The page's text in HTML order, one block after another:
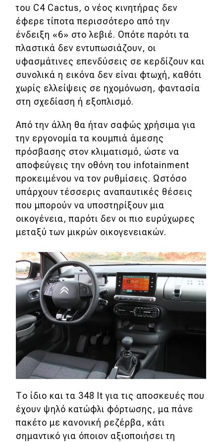
του C4 Cactus, ο νέος κινητήρας δεν
έφερε τίποτα περισσότερο από την
ένδειξη «6» στο λεβιέ. Οπότε παρότι τα
πλαστικά δεν εντυπωσιάζουν, οι
υφασμάτινες επενδύσεις σε κερδίζουν και
συνολικά η εικόνα δεν είναι φτωχή, καθότι
χωρίς ελλείψεις σε ηχομόνωση, φαντασία
στη σχεδίαση ή εξοπλισμό.
Από την άλλη θα ήταν σαφώς χρήσιμα για
την εργονομία τα κουμπιά άμεσης
πρόσβασης στον κλιματισμό, ώστε να
αποφεύγεις την οθόνη του infotainment
προκειμένου να τον ρυθμίσεις. Ωστόσο
υπάρχουν τέσσερις αναπαυτικές θέσεις
που μπορούν να υποστηρίξουν μια
οικογένεια, παρότι δεν οι πιο ευρύχωρες
μεταξύ των μικρών οικογενειακών.
Το ίδιο και τα 348 lt για τις αποσκευές που
έχουν ψηλό κατώφλι φόρτωσης, μα πάνε
πακέτο με κανονική ρεζέρβα, κάτι
σημαντικό για όποιον αξιοποιήσει τη